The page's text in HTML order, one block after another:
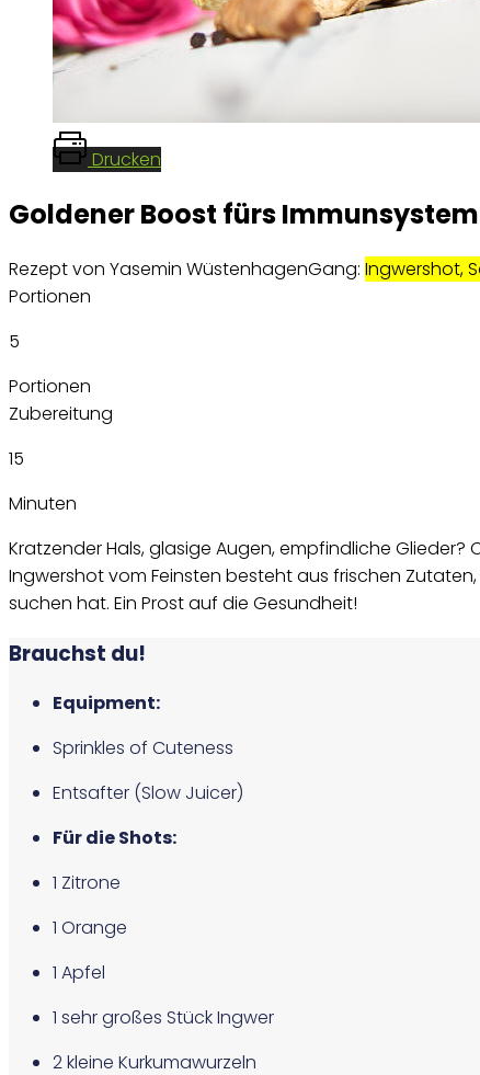
Drucken
Goldener Boost fürs
Rezept von Yasemin WüstenhagenGang: Ingwershot,
Portionen
5
Portionen
Zubereitung
15
Minuten
Kratzender Hals, glasige Augen, empfindliche
Ingwershot vom Feinsten besteht aus frischen
suchen hat. Ein Prost auf die Gesundheit!
Brauchst du!
Equipment:
Sprinkles of Cuteness
Entsafter (Slow Juicer)
Für die Shots:
1 Zitrone
1 Orange
1 Apfel
1 sehr großes Stück Ingwer
2 kleine Kurkumawurzeln